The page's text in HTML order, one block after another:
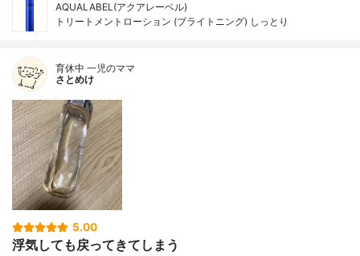
AQUALABEL(アクアレーベル)
トリートメントローション (ブライトニング) しっとり
育休中 一児のママ
さとめけ
5.00
浮気しても戻ってきてしまう